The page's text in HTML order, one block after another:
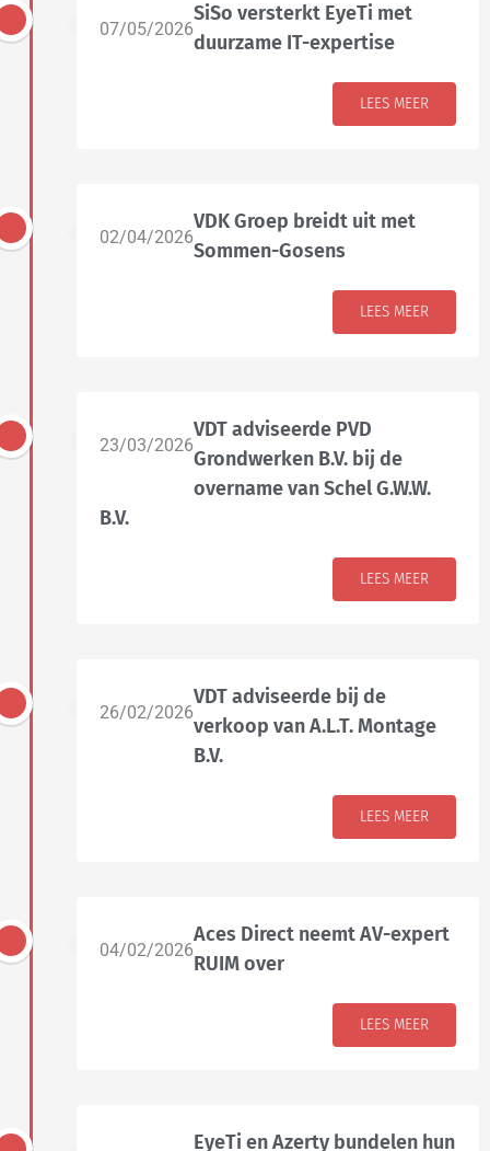
07/05/2026
SiSo versterkt EyeTi met
duurzame IT-expertise
LEES MEER
02/04/2026
VDK Groep breidt uit met
Sommen-Gosens
LEES MEER
23/03/2026
VDT adviseerde PVD
Grondwerken B.V. bij de
overname van Schel G.W.W.
B.V.
LEES MEER
26/02/2026
VDT adviseerde bij de
verkoop van A.L.T. Montage
B.V.
LEES MEER
04/02/2026
Aces Direct neemt AV-expert
RUIM over
LEES MEER
EyeTi en Azerty bundelen hun